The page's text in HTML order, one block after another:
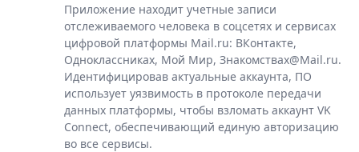
Приложение находит учетные записи
отслеживаемого человека в соцсетях и сервисах
цифровой платформы Mail.ru: ВКонтакте,
Одноклассниках, Мой Мир, Знакомствах@Mail.ru.
Идентифицировав актуальные аккаунта, ПО
использует уязвимость в протоколе передачи
данных платформы, чтобы взломать аккаунт VK
Connect, обеспечивающий единую авторизацию
во все сервисы.